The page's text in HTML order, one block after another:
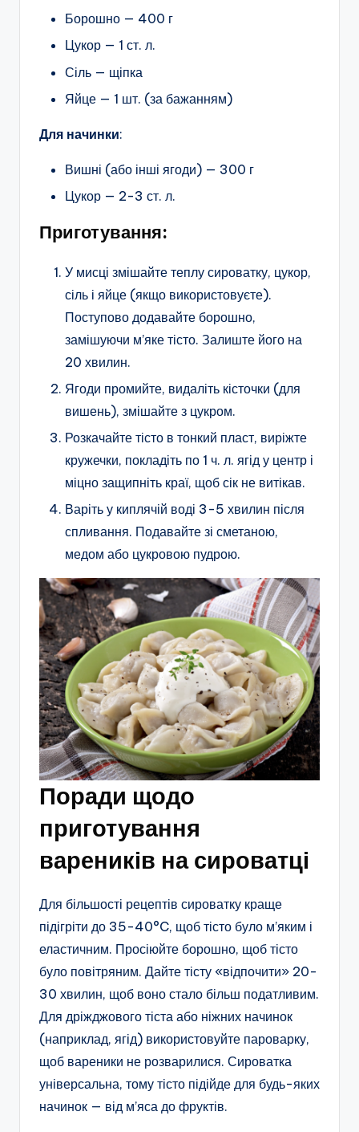
Борошно — 400 г
Цукор — 1 ст. л.
Сіль — щіпка
Яйце — 1 шт. (за бажанням)
Для начинки:
Вишні (або інші ягоди) — 300 г
Цукор — 2-3 ст. л.
Приготування:
У мисці змішайте теплу сироватку, цукор,
сіль і яйце (якщо використовуєте).
Поступово додавайте борошно,
замішуючи м’яке тісто. Залиште його на
20 хвилин.
Ягоди промийте, видаліть кісточки (для
вишень), змішайте з цукром.
Розкачайте тісто в тонкий пласт, виріжте
кружечки, покладіть по 1 ч. л. ягід у центр і
міцно защипніть краї, щоб сік не витікав.
Варіть у киплячій воді 3-5 хвилин після
спливання. Подавайте зі сметаною,
медом або цукровою пудрою.
Поради щодо
приготування
вареників на сироватці
Для більшості рецептів сироватку краще
підігріти до 35-40°C, щоб тісто було м’яким і
еластичним. Просіюйте борошно, щоб тісто
було повітряним. Дайте тісту «відпочити» 20-
30 хвилин, щоб воно стало більш податливим.
Для дріжджового тіста або ніжних начинок
(наприклад, ягід) використовуйте пароварку,
щоб вареники не розварилися. Сироватка
універсальна, тому тісто підійде для будь-яких
начинок — від м’яса до фруктів.